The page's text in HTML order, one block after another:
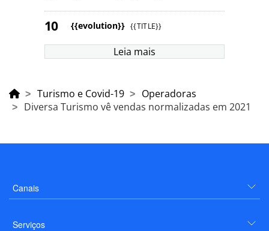
{{evolution}} {{TITLE}}
Leia mais
Turismo e Covid-19
Operadoras
Diversa Turismo vê vendas normalizadas em 2021
Canais
Serviços